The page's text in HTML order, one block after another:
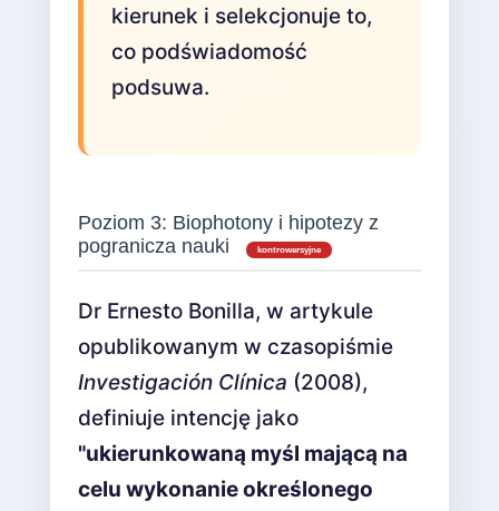
kierunek i selekcjonuje to,
co podświadomość
podsuwa.
Poziom 3: Biophotony i hipotezy z
pogranicza nauki
kontrowersyjne
Dr Ernesto Bonilla, w artykule
opublikowanym w czasopiśmie
Investigación Clínica (2008),
definiuje intencję jako
"ukierunkowaną myśl mającą na
celu wykonanie określonego